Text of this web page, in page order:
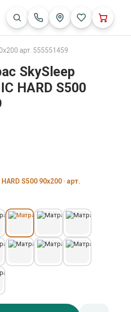
арт. 555551459
SkySleep
HARD S500
S500 90x200 · арт.